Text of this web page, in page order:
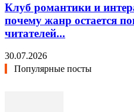
Клуб романтики и
почему жанр остается
читателей...
30.07.2026
Популярные посты